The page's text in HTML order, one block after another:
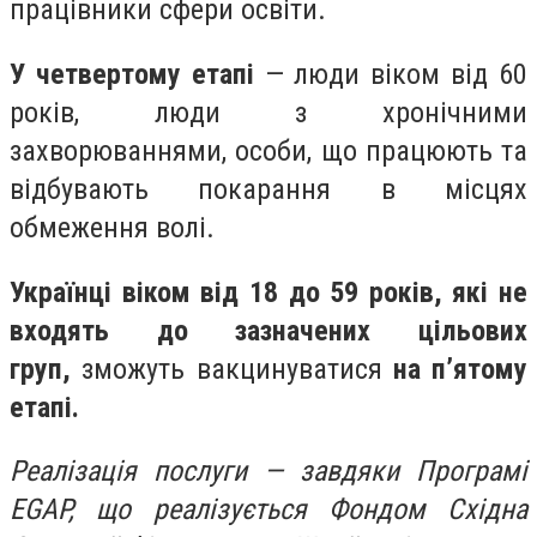
працівники сфери освіти.
У четвертому етапі — люди віком від 60
років, люди з хронічними
захворюваннями, особи, що працюють та
відбувають покарання в місцях
обмеження волі.
Українці віком від 18 до 59 років, які не
входять до зазначених цільових
груп, зможуть вакцинуватися на п’ятому
етапі.
Реалізація послуги — завдяки Програмі
EGAP, що реалізується Фондом Східна